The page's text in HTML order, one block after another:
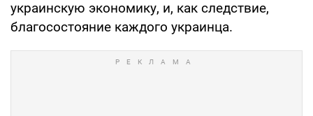
украинскую экономику, и, как следствие,
благосостояние каждого украинца.